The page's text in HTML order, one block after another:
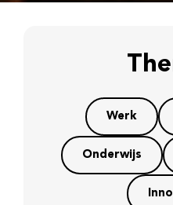
Werk
Onderwijs